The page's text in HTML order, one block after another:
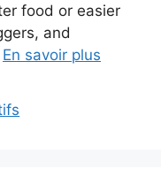
food or easier
and
En savoir plus